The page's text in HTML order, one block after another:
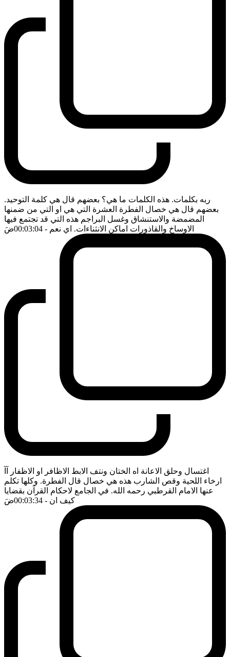
ربه بكلمات. هذه الكلمات ما هي؟ بعضهم قال هي كلمة التوحيد.
بعضهم قال هي خصال الفطرة العشرة التي هي او التي من ضمنها
المضمضة والاستنشاق وغسل البراجم هذه التي قد تجتمع فيها
الاوساخ والقاذورات اماكن الانثناءات. اي نعم - 00:03:04 ضَ
اغتسال وحلق الاعانة اه الختان ونتف الابط الاظافر او الاظفار آآ
ارخاء اللحية وقص الشارب هذه هي خصال قال الفطرة. وكلها تكلم
عنها الامام القرطبي رحمه الله. في الجامع لاحكام القرآن بقضايا
كيف ان - 00:03:34 ضَ